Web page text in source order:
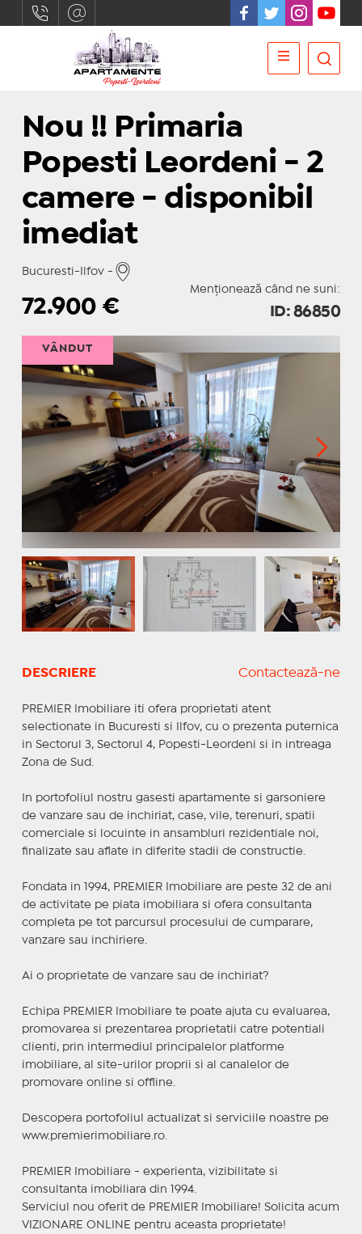
Nou !! Primaria
Popesti Leordeni - 2
camere - disponibil
imediat
Bucuresti-Ilfov -
Menționează când ne suni:
72.900€ ID: 86850
VÂNDUT
DESCRIERE Contactează-ne
PREMIER Imobiliare iti ofera proprietati atent
selectionate in Bucuresti si Ilfov, cu o prezenta puternica
in Sectorul 3, Sectorul 4, Popesti-Leordeni si in intreaga
Zona de Sud.
In portofoliul nostru gasesti apartamente si garsoniere
de vanzare sau de inchiriat, case, vile, terenuri, spatii
comerciale si locuinte in ansambluri rezidentiale noi,
finalizate sau aflate in diferite stadii de constructie.
Fondata in 1994, PREMIER Imobiliare are peste 32 de ani
de activitate pe piata imobiliara si ofera consultanta
completa pe tot parcursul procesului de cumparare,
vanzare sau inchiriere.
Ai o proprietate de vanzare sau de inchiriat?
Echipa PREMIER Imobiliare te poate ajuta cu evaluarea,
promovarea si prezentarea proprietatii catre potentiali
clienti, prin intermediul principalelor platforme
imobiliare, al site-urilor proprii si al canalelor de
promovare online si offline.
Descopera portofoliul actualizat si serviciile noastre pe
www.premierimobiliare.ro.
PREMIER Imobiliare - experienta, vizibilitate si
consultanta imobiliara din 1994.
Serviciul nou oferit de PREMIER Imobiliare! Solicita acum
VIZIONARE ONLINE pentru aceasta proprietate!